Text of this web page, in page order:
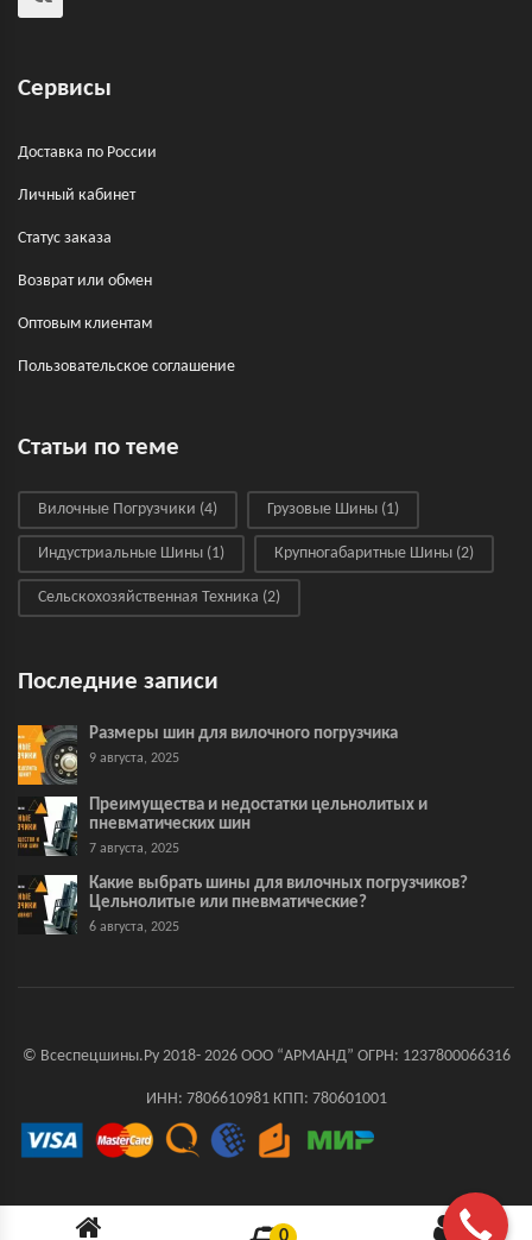
Сервисы
Доставка по России
Личный кабинет
Статус заказа
Возврат или обмен
Оптовым клиентам
Пользовательское соглашение
Статьи по теме
Вилочные Погрузчики (4) Грузовые Шины (1)
Индустриальные Шины (1) Крупногабаритные Шины (2)
Сельскохозяйственная Техника (2)
Последние записи
Размеры шин для вилочного погрузчика
9 августа, 2025
Преимущества и недостатки цельнолитых и
пневматических шин
7 августа, 2025
Какие выбрать шины для вилочных погрузчиков?
Цельнолитые или пневматические?
6 августа, 2025
© Всеспецшины.Ру 2018- 2026 ООО “АРМАНД” ОГРН: 1237800066316
ИНН: 7806610981 КПП: 780601001
0